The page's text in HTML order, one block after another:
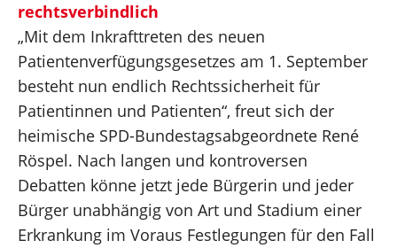
rechtsverbindlich
„Mit dem Inkrafttreten des neuen
Patientenverfügungsgesetzes am 1. September
besteht nun endlich Rechtssicherheit für
Patientinnen und Patienten“, freut sich der
heimische SPD-Bundestagsabgeordnete René
Röspel. Nach langen und kontroversen
Debatten könne jetzt jede Bürgerin und jeder
Bürger unabhängig von Art und Stadium einer
Erkrankung im Voraus Festlegungen für den Fall